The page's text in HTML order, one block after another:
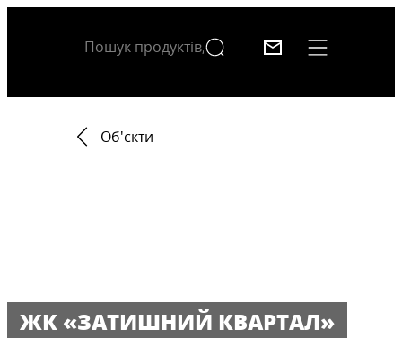
Об'єкти
ЖК «ЗАТИШНИЙ КВАРТАЛ»